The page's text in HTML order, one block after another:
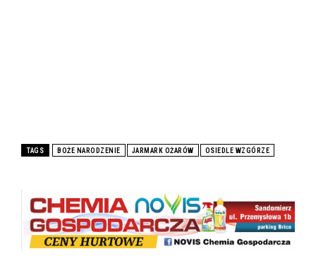
TAGS BOŻE NARODZENIE JARMARK OŻARÓW OSIEDLE WZGÓRZE